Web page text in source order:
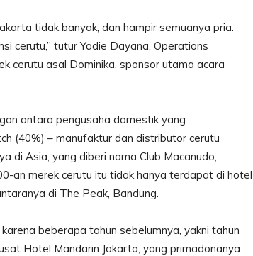
tidak banyak, dan hampir semuanya pria.
cerutu,” tutur Yadie Dayana, Operations
cerutu asal Dominika, sponsor utama acara
antara pengusaha domestik yang
(40%) – manufaktur dan distributor cerutu
di Asia, yang diberi nama Club Macanudo,
an merek cerutu itu tidak hanya terdapat di hotel
di The Peak, Bandung.
beberapa tahun sebelumnya, yakni tahun
Hotel Mandarin Jakarta, yang primadonanya